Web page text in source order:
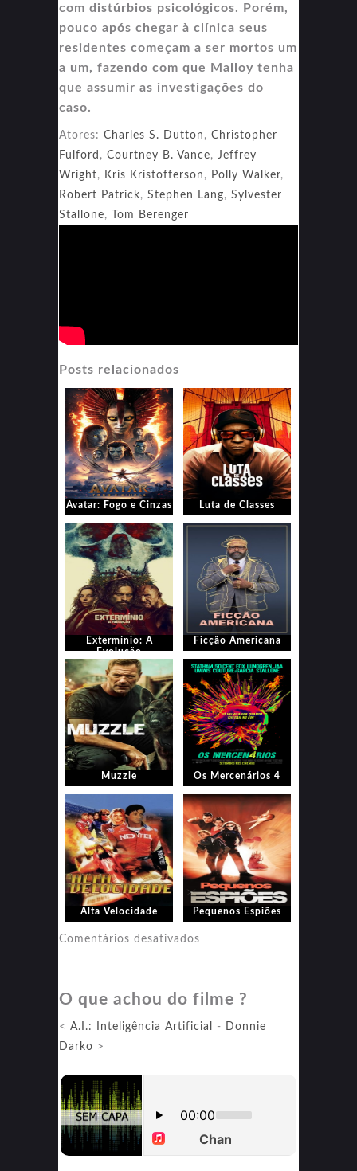
com distúrbios psicológicos. Porém,
pouco após chegar à clínica seus
residentes começam a ser mortos um
a um, fazendo com que Malloy tenha
que assumir as investigações do
caso.
Atores: Charles S. Dutton , Christopher
Fulford , Courtney B. Vance, Jeffrey
Wright, Kris Kristofferson , Polly Walker,
Robert Patrick, Stephen Lang, Sylvester
Stallone, Tom Berenger
Posts relacionados
Avatar: Fogo e Cinzas Luta de Classes
Extermínio: A
Evolução
Ficção Americana
Muzzle Os Mercenários 4
Alta Velocidade Pequenos Espiões
Comentários desativados
O que achou do filme ?
< A.I.: Inteligência Artificial -
Donnie
Darko >